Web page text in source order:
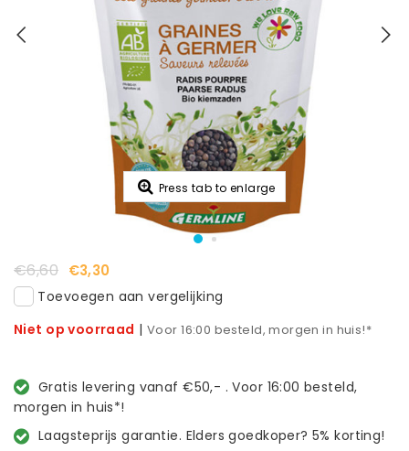
Press tab to enlarge
€6,60 €3,30
Toevoegen aan vergelijking
Niet op voorraad | Voor 16:00 besteld, morgen in huis!*
Gratis levering vanaf €50,- . Voor 16:00 besteld,
morgen in huis*!
Laagsteprijs garantie. Elders goedkoper? 5% korting!